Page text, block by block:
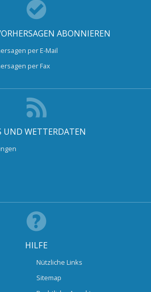
ABONNIEREN
per E-Mail
per Fax
UND WETTERDATEN
HILFE
Nützliche Links
Sitemap